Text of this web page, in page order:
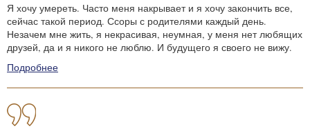
Я хочу умереть. Часто меня накрывает и я хочу закончить все,
сейчас такой период. Ссоры с родителями каждый день.
Незачем мне жить, я некрасивая, неумная, у меня нет любящих
друзей, да и я никого не люблю. И будущего я своего не вижу.
Подробнее